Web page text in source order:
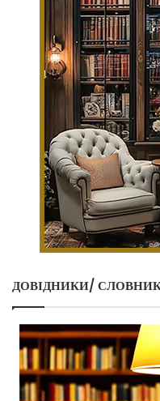
ДОВІДНИКИ/